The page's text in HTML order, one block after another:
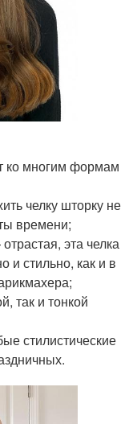
ко многим формам
челку шторку не
времени;
эта челка
и стильно, как и в
так и тонкой
стилистические